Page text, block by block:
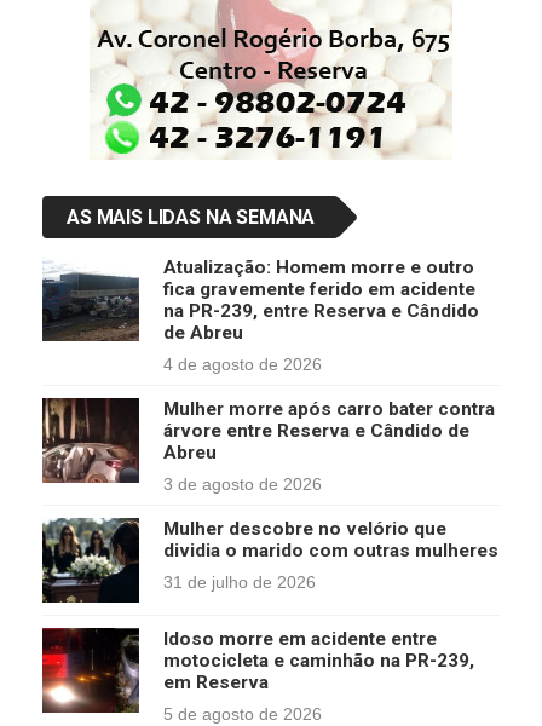
AS MAIS LIDAS NA SEMANA
Atualização: Homem morre e outro
fica gravemente ferido em acidente
na PR-239, entre Reserva e Cândido
de Abreu
4 de agosto de 2026
Mulher morre após carro bater contra
árvore entre Reserva e Cândido de
Abreu
3 de agosto de 2026
Mulher descobre no velório que
dividia o marido com outras mulheres
31 de julho de 2026
Idoso morre em acidente entre
motocicleta e caminhão na PR-239,
em Reserva
5 de agosto de 2026